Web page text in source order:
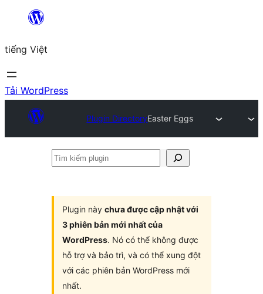
Chuyển
phần
nội
dung
tiếng Việt
Tải WordPress
Plugin DirectoryEaster Eggs
Tìm
Plugin này chưa được cập nhật với
3 phiên bản mới nhất của
WordPress. Nó có thể không được
hỗ trợ và bảo trì, và có thể xung đột
với các phiên bản WordPress mới
nhất.